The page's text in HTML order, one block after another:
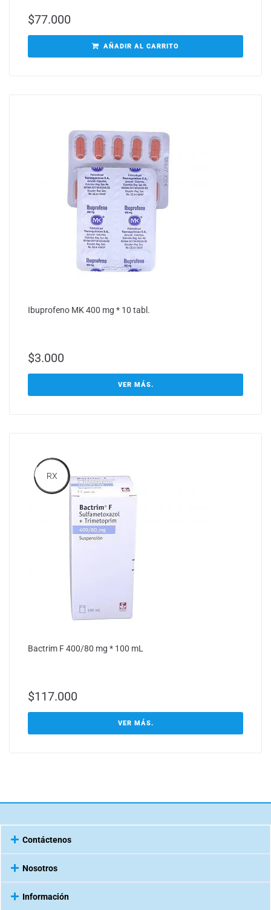
$77.000
AÑADIR AL CARRITO
Ibuprofeno MK 400 mg * 10 tabl.
$3.000
VER MÁS.
RX
Bactrim F 400/80 mg * 100 mL
$117.000
VER MÁS.
Contáctenos
Nosotros
Información